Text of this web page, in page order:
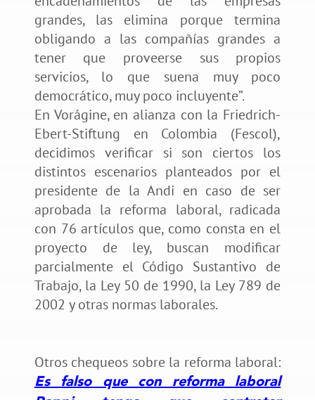
grandes, las elimina porque termina
obligando a las compañías grandes a
tener que proveerse sus propios
servicios, lo que suena muy poco
democrático, muy poco incluyente”.
En Vorágine, en alianza con la Friedrich-
Ebert-Stiftung en Colombia (Fescol),
decidimos verificar si son ciertos los
distintos escenarios planteados por el
presidente de la Andi en caso de ser
aprobada la reforma laboral, radicada
con 76 artículos que, como consta en el
proyecto de ley, buscan modificar
parcialmente el Código Sustantivo de
Trabajo, la Ley 50 de 1990, la Ley 789 de
2002 y otras normas laborales.
Otros chequeos sobre la reforma laboral:
Es falso que con reforma laboral